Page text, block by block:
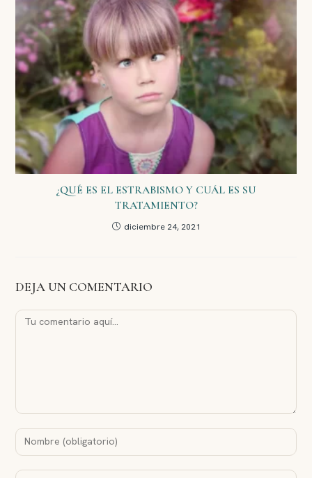
¿QUÉ ES EL ESTRABISMO Y CUÁL ES SU
TRATAMIENTO?
diciembre 24, 2021
DEJA UN COMENTARIO